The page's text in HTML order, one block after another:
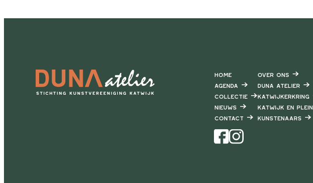
Home
Agenda
Collectie
Nieuws
Contact
Facebook Instagram
Over ons
DUNA Atelier
Katwijkerkring
Katwijk en
Kunstenaars